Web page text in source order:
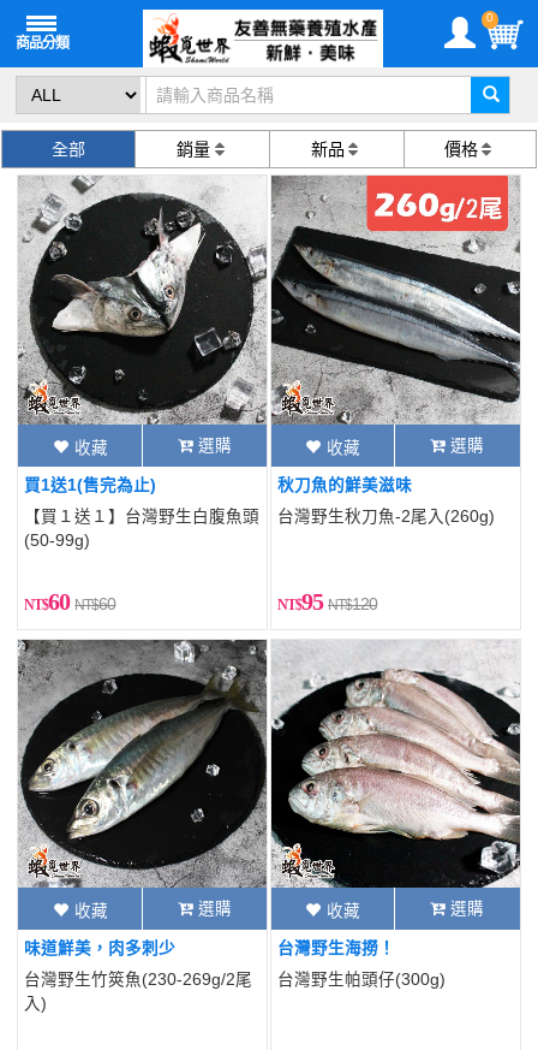
0
全部 銷量 新品 價格
收藏 選購
買1送1(售完為止)
【買１送１】台灣野生白腹魚頭
(50-99g)
60 60
收藏 選購
秋刀魚的鮮美滋味
台灣野生秋刀魚-2尾入(260g)
95 120
收藏 選購
味道鮮美，肉多刺少
台灣野生竹筴魚(230-269g/2尾
入)
收藏 選購
台灣野生海撈！
台灣野生帕頭仔(300g)